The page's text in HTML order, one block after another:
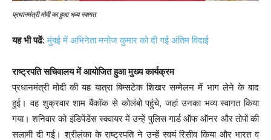
प्रधानमंत्री मोदी का हुआ भव्य स्वागत
यह भी पढें:मुंबई में अभिनेता मनोज कुमार को दी गई अंतिम विदाई
राष्ट्रपति सचिवालय में आयोजित हुआ मुख्य कार्यक्रम
प्रधानमंत्री मोदी की यह यात्रा बिम्सटेक शिखर सम्मेलन में भाग लेने के बाद
हुई। वह शुक्रवार शाम बैंकॉक से कोलंबो पहुंचे, जहां उनका भव्य स्वागत किया
गया। शनिवार को इंडिपेंडेंस स्क्वायर में उन्हें पुलिस गार्ड ऑफ ऑनर और तोपों की
सलामी दी गई। श्रीलंका के राष्ट्रपति ने उन्हें स्वयं रिसीव किया और भारत व